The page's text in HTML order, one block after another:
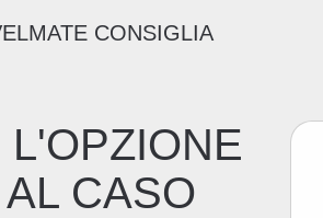
CONSIGLIA
L'OPZIONE
CASO